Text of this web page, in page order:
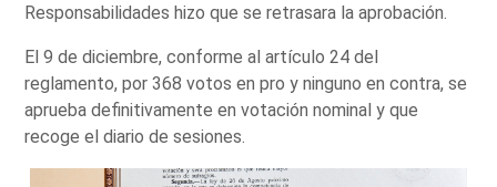
Responsabilidades hizo que se retrasara la aprobación.
El 9 de diciembre, conforme al artículo 24 del
reglamento, por 368 votos en pro y ninguno en contra, se
aprueba definitivamente en votación nominal y que
recoge el diario de sesiones.